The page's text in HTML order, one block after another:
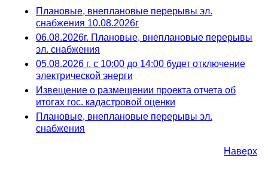
Плановые, внеплановые перерывы эл.
снабжения 10.08.2026г
06.08.2026г. Плановые, внеплановые перерывы
эл. снабжения
05.08.2026 г. с 10:00 до 14:00 будет отключение
электрической энерги
Извещение о размещении проекта отчета об
итогах гос. кадастровой оценки
Плановые, внеплановые перерывы эл.
снабжения
Наверх